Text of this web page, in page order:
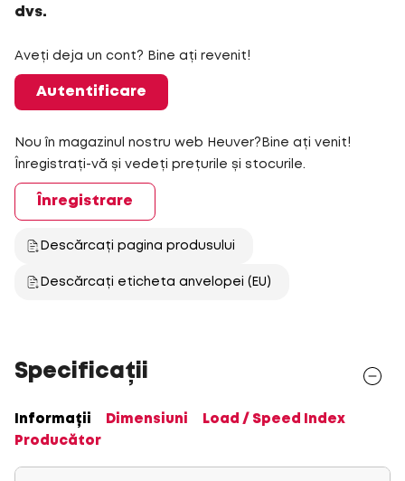
dvs.
Aveți deja un cont? Bine ați revenit!
Autentificare
Nou în magazinul nostru web Heuver?Bine ați venit!
Înregistrați-vă și vedeți prețurile și stocurile.
Înregistrare
Descărcați pagina produsului
Descărcați eticheta anvelopei (EU)
Specificații
Informații Dimensiuni
Load / Speed Index
Producător